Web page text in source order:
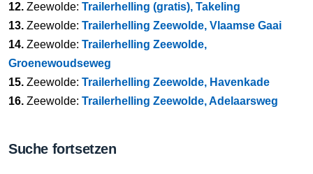
12. Zeewolde: Trailerhelling (gratis), Takeling
13. Zeewolde: Trailerhelling Zeewolde, Vlaamse Gaai
14. Zeewolde: Trailerhelling Zeewolde,
Groenewoudseweg
15. Zeewolde: Trailerhelling Zeewolde, Havenkade
16. Zeewolde: Trailerhelling Zeewolde, Adelaarsweg
Suche fortsetzen